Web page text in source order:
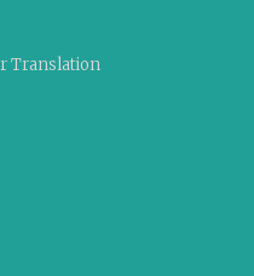
Translation